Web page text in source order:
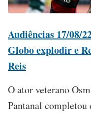
Audiências 17/08/
Globo explodir e
Reis
O ator veterano
Pantanal completou